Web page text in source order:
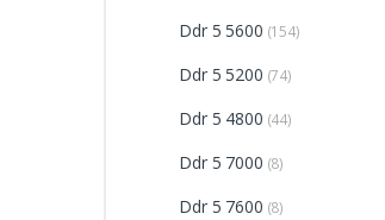
Ddr 5 5600 (154)
Ddr 5 5200 (74)
Ddr 5 4800 (44)
Ddr 5 7000 (8)
Ddr 5 7600 (8)